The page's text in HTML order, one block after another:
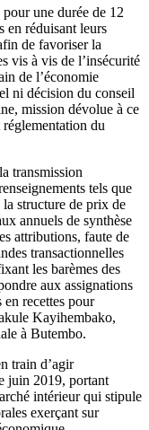
une durée de 12
en réduisant leurs
de favoriser la
vis à vis de l’insécurité
de l’économie
ni décision du conseil
mission dévolue à ce
du
transmission
tels que
la structure de prix de
annuels de synthèse
attributions, faute de
transactionnelles
les barèmes des
aux assignations
recettes pour
Kayihembako,
à Butembo.
train d’agir
juin 2019, portant
intérieur qui stipule
exerçant sur